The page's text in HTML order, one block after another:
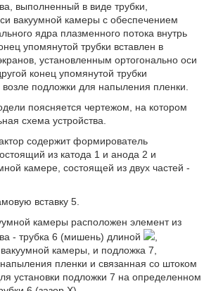
выполненный в виде трубки,
вакуумной камеры с обеспечением
ядра плазменного потока внутрь
упомянутой трубки вставлен в
установленным ортогонально оси
конец упомянутой трубки
подложки для напыления пленки.
поясняется чертежом, на котором
схема устройства.
содержит формирователь
из катода 1 и анода 2 и
камере, состоящей из двух частей -
вставку 5.
камеры расположен элемент из
- трубка 6 (мишень) длиной
,
камеры, и подложка 7,
пленки и связанная со штоком
установки подложки 7 на определенном